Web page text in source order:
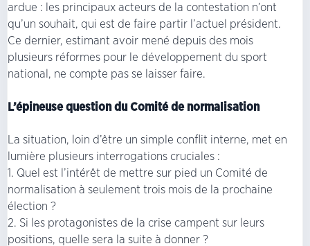
ardue : les principaux acteurs de la contestation n’ont
qu’un souhait, qui est de faire partir l’actuel président.
Ce dernier, estimant avoir mené depuis des mois
plusieurs réformes pour le développement du sport
national, ne compte pas se laisser faire.
L’épineuse question du Comité de normalisation
La situation, loin d’être un simple conflit interne, met en
lumière plusieurs interrogations cruciales :
1. Quel est l’intérêt de mettre sur pied un Comité de
normalisation à seulement trois mois de la prochaine
élection ?
2. Si les protagonistes de la crise campent sur leurs
positions, quelle sera la suite à donner ?